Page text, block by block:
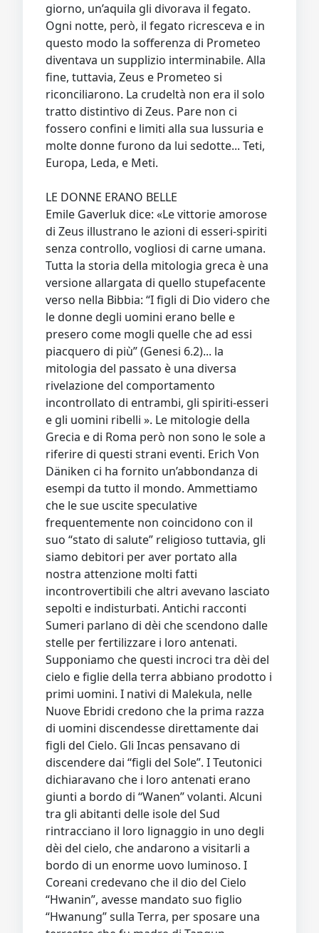
giorno, un’aquila gli divorava il fegato.
Ogni notte, però, il fegato ricresceva e in
questo modo la sofferenza di Prometeo
diventava un supplizio interminabile. Alla
fine, tuttavia, Zeus e Prometeo si
riconciliarono. La crudeltà non era il solo
tratto distintivo di Zeus. Pare non ci
fossero confini e limiti alla sua lussuria e
molte donne furono da lui sedotte... Teti,
Europa, Leda, e Meti.
LE DONNE ERANO BELLE
Emile Gaverluk dice: «Le vittorie amorose
di Zeus illustrano le azioni di esseri-spiriti
senza controllo, vogliosi di carne umana.
Tutta la storia della mitologia greca è una
versione allargata di quello stupefacente
verso nella Bibbia: “I figli di Dio videro che
le donne degli uomini erano belle e
presero come mogli quelle che ad essi
piacquero di più” (Genesi 6.2)... la
mitologia del passato è una diversa
rivelazione del comportamento
incontrollato di entrambi, gli spiriti-esseri
e gli uomini ribelli ». Le mitologie della
Grecia e di Roma però non sono le sole a
riferire di questi strani eventi. Erich Von
Däniken ci ha fornito un’abbondanza di
esempi da tutto il mondo. Ammettiamo
che le sue uscite speculative
frequentemente non coincidono con il
suo “stato di salute” religioso tuttavia, gli
siamo debitori per aver portato alla
nostra attenzione molti fatti
incontrovertibili che altri avevano lasciato
sepolti e indisturbati. Antichi racconti
Sumeri parlano di dèi che scendono dalle
stelle per fertilizzare i loro antenati.
Supponiamo che questi incroci tra dèi del
cielo e figlie della terra abbiano prodotto i
primi uomini. I nativi di Malekula, nelle
Nuove Ebridi credono che la prima razza
di uomini discendesse direttamente dai
figli del Cielo. Gli Incas pensavano di
discendere dai “figli del Sole”. I Teutonici
dichiaravano che i loro antenati erano
giunti a bordo di “Wanen” volanti. Alcuni
tra gli abitanti delle isole del Sud
rintracciano il loro lignaggio in uno degli
dèi del cielo, che andarono a visitarli a
bordo di un enorme uovo luminoso. I
Coreani credevano che il dio del Cielo
“Hwanin”, avesse mandato suo figlio
“Hwanung” sulla Terra, per sposare una